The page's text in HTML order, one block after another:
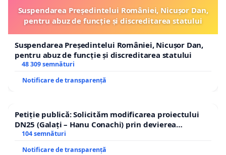
Suspendarea Președintelui României, Nicușor Dan,
pentru abuz de funcție și discreditarea statului
Suspendarea Președintelui României, Nicușor Dan,
pentru abuz de funcție și discreditarea statului
48 309 semnături
Notificare de transparență
Petiție publică: Solicităm modificarea proiectului
DN25 (Galați – Hanu Conachi) prin devierea
traseului în afara localităților!
104 semnături
Notificare de transparență